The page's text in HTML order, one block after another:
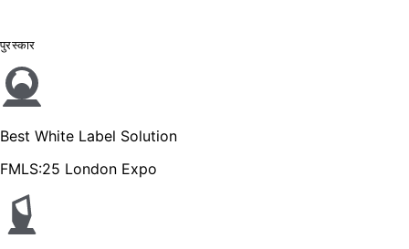
पुरस्कार
Best White Label Solution
FMLS:25 London Expo